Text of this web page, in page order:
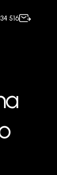
516
a